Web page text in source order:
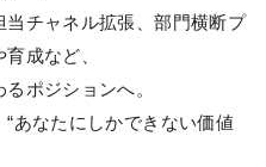
チャネル拡張、部門横断プ
成など、
ポジションへ。
あなたにしかできない価値